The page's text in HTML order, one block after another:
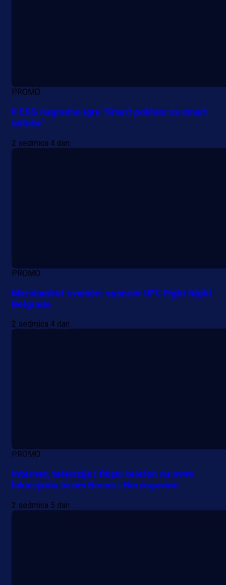
PROMO
II ESG nagradna igra "Smart pokloni za smart
odluke"
2 sedmica 4 dan
PROMO
Meridianbet zvanični sponzor UFC Fight Night
Belgrade
2 sedmica 4 dan
PROMO
Internet, televizija i fiksni telefon na svim
lokacijama širom Bosne i Hercegovine
2 sedmica 5 dan